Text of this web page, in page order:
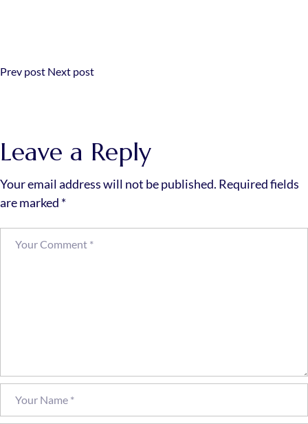
Prev post Next post
Leave a Reply
Your email address will not be published. Required fields
are marked *